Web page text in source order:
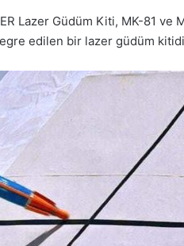
Lazer Güdüm Kiti, MK-81 ve
edilen bir lazer güdüm